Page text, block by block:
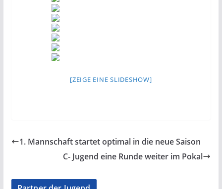
[ZEIGE EINE SLIDESHOW]
1. Mannschaft startet optimal in die neue Saison
C- Jugend eine Runde weiter im Pokal